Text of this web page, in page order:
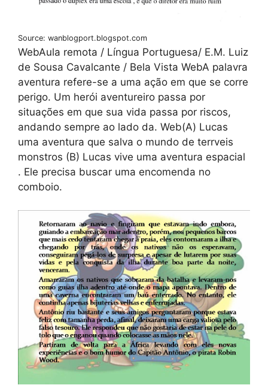
Source: wanblogport.blogspot.com
WebAula remota / Língua Portuguesa/ E.M. Luiz
de Sousa Cavalcante / Bela Vista WebA palavra
aventura refere-se a uma ação em que se corre
perigo. Um herói aventureiro passa por
situações em que sua vida passa por riscos,
andando sempre ao lado da. Web(A) Lucas
uma aventura que salva o mundo de terrveis
monstros (B) Lucas vive uma aventura espacial
. Ele precisa buscar uma encomenda no
comboio.